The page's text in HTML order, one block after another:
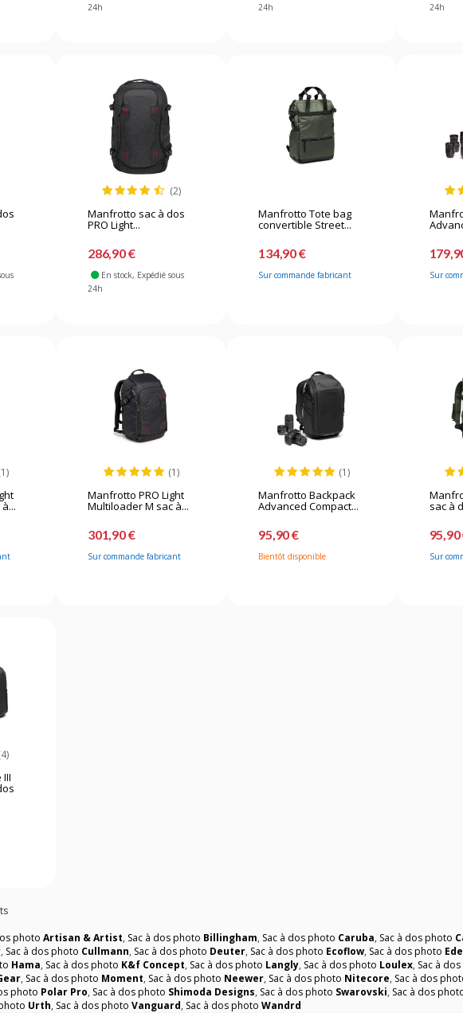
24h
24h
24h
(2)
Manfrotto sac à dos
PRO Light...
286,90 €
En stock, Expédié sous
24h
Manfrotto Tote bag
convertible Street...
134,90 €
Sur commande fabricant Sur
(1)
Manfrotto PRO Light
Multiloader M sac à...
301,90 €
Sur commande fabricant
(1)
Manfrotto Backpack
Advanced Compact...
95,90 €
Bientôt disponible
sac à
95,90
Sur
photoArtisan & Artist, Sac à dos photo Billingham, Sac à dos photo Caruba, Sac à dos photo
, Sac à dos photo Cullmann, Sac à dos photo Deuter, Sac à dos photo Ecoflow, Sac à dos photo
Hama, Sac à dos photo K&f Concept, Sac à dos photo Langly, Sac à dos photo Loulex, Sac à
, Sac à dos photo Moment, Sac à dos photo Neewer, Sac à dos photo Nitecore, Sac à dos
photo Polar Pro, Sac à dos photo Shimoda Designs, Sac à dos photo Swarovski, Sac à dos
Urth, Sac à dos photoVanguard, Sac à dos photoWandrd